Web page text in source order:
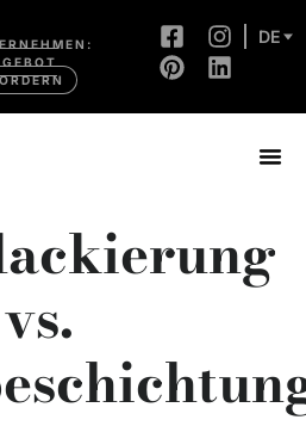
DE
vs.